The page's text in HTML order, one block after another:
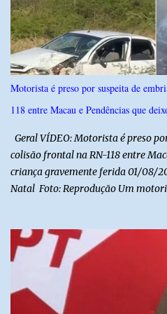
definido pela Secretaria Municipal
previsto também que as escolas da
municipal deverão promover a
Nacional Brasileiro de modo a
e debater o seu conteúdo. De
Municipal de Educação poderá
necessárias ao cumprimento da lei.
Motorista é preso por suspeita de
118 entre Macau e Pendências que
Geral VÍDEO: Motorista é preso
colisão frontal na RN-118 entre
criança gravemente ferida 01/08/
Natal Foto: Reprodução Um
na RN-118, entre Macau e
dois carros que seguiam em
Um dos condutores apresentava
ao Hospital Regional Tarcísio
flagrante. O exame pericial para